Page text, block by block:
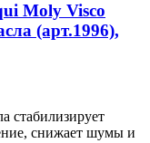
Moly Visco
(арт.1996),
стабилизирует
снижает шумы и